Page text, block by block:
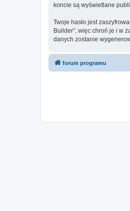
koncie są wyświetlane
Twoje hasło jest
Builder”, więc chroń je i w
danych zostanie
forum programu